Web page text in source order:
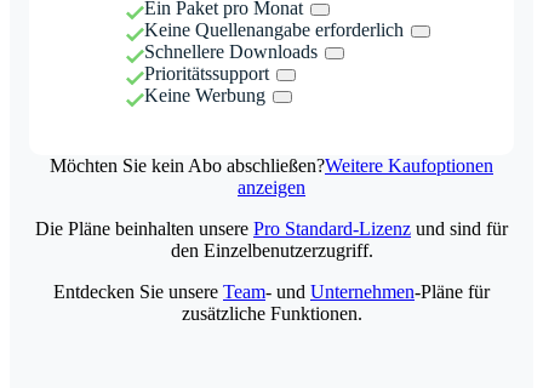
Ein Paket pro Monat
Keine Quellenangabe erforderlich
Schnellere Downloads
Prioritätssupport
Keine Werbung
Möchten Sie kein Abo abschließen?Weitere Kaufoptionen
anzeigen
Die Pläne beinhalten unsere Pro Standard-Lizenz und sind für
den Einzelbenutzerzugriff.
Entdecken Sie unsere Team- und Unternehmen-Pläne für
zusätzliche Funktionen.